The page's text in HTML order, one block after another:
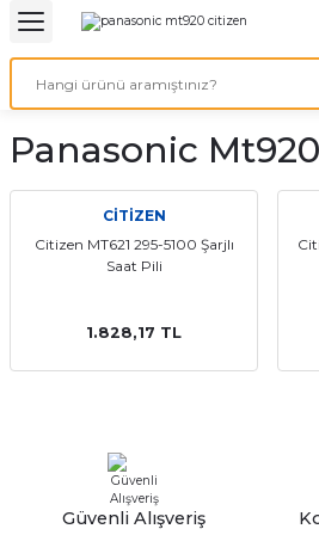
Geri Dön
& ELEKTİRİK
Geri Dön
ve Cihaz Pilleri
ÇEŞİTLERİ
Geri Dön
Geri Dön
Kordon Çeşitleri
kordonları
saat kordonu
Panasonic
CİTİZEN
Citizen MT621 295-5100 Şarjlı
Saat Pili
1.828,17 TL
Güvenli Alışveriş